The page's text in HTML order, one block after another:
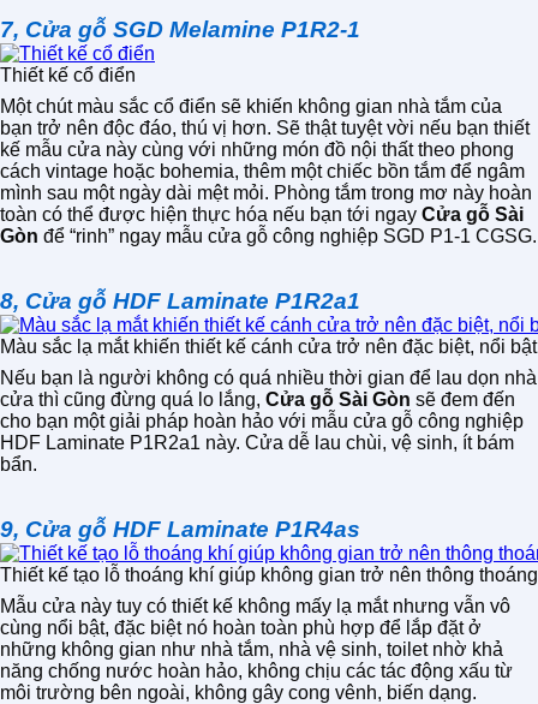
7, Cửa gỗ SGD Melamine P1R2-1
Thiết kế cổ điển
Một chút màu sắc cổ điển sẽ khiến không gian nhà tắm của
bạn trở nên độc đáo, thú vị hơn. Sẽ thật tuyệt vời nếu bạn thiết
kế mẫu cửa này cùng với những món đồ nội thất theo phong
cách vintage hoặc bohemia, thêm một chiếc bồn tắm để ngâm
mình sau một ngày dài mệt mỏi. Phòng tắm trong mơ này hoàn
toàn có thể được hiện thực hóa nếu bạn tới ngay Cửa gỗ Sài
Gòn để “rinh” ngay mẫu cửa gỗ công nghiệp SGD P1-1 CGSG.
8, Cửa gỗ HDF Laminate P1R2a1
Màu sắc lạ mắt khiến thiết kế cánh cửa trở nên đặc biệt, nổi bật
Nếu bạn là người không có quá nhiều thời gian để lau dọn nhà
cửa thì cũng đừng quá lo lắng, Cửa gỗ Sài Gòn sẽ đem đến
cho bạn một giải pháp hoàn hảo với mẫu cửa gỗ công nghiệp
HDF Laminate P1R2a1 này. Cửa dễ lau chùi, vệ sinh, ít bám
bẩn.
9, Cửa gỗ HDF Laminate P1R4as
Thiết kế tạo lỗ thoáng khí giúp không gian trở nên thông
Mẫu cửa này tuy có thiết kế không mấy lạ mắt nhưng vẫn vô
cùng nổi bật, đặc biệt nó hoàn toàn phù hợp để lắp đặt ở
những không gian như nhà tắm, nhà vệ sinh, toilet nhờ khả
năng chống nước hoàn hảo, không chịu các tác động xấu từ
môi trường bên ngoài, không gây cong vênh, biến dạng.